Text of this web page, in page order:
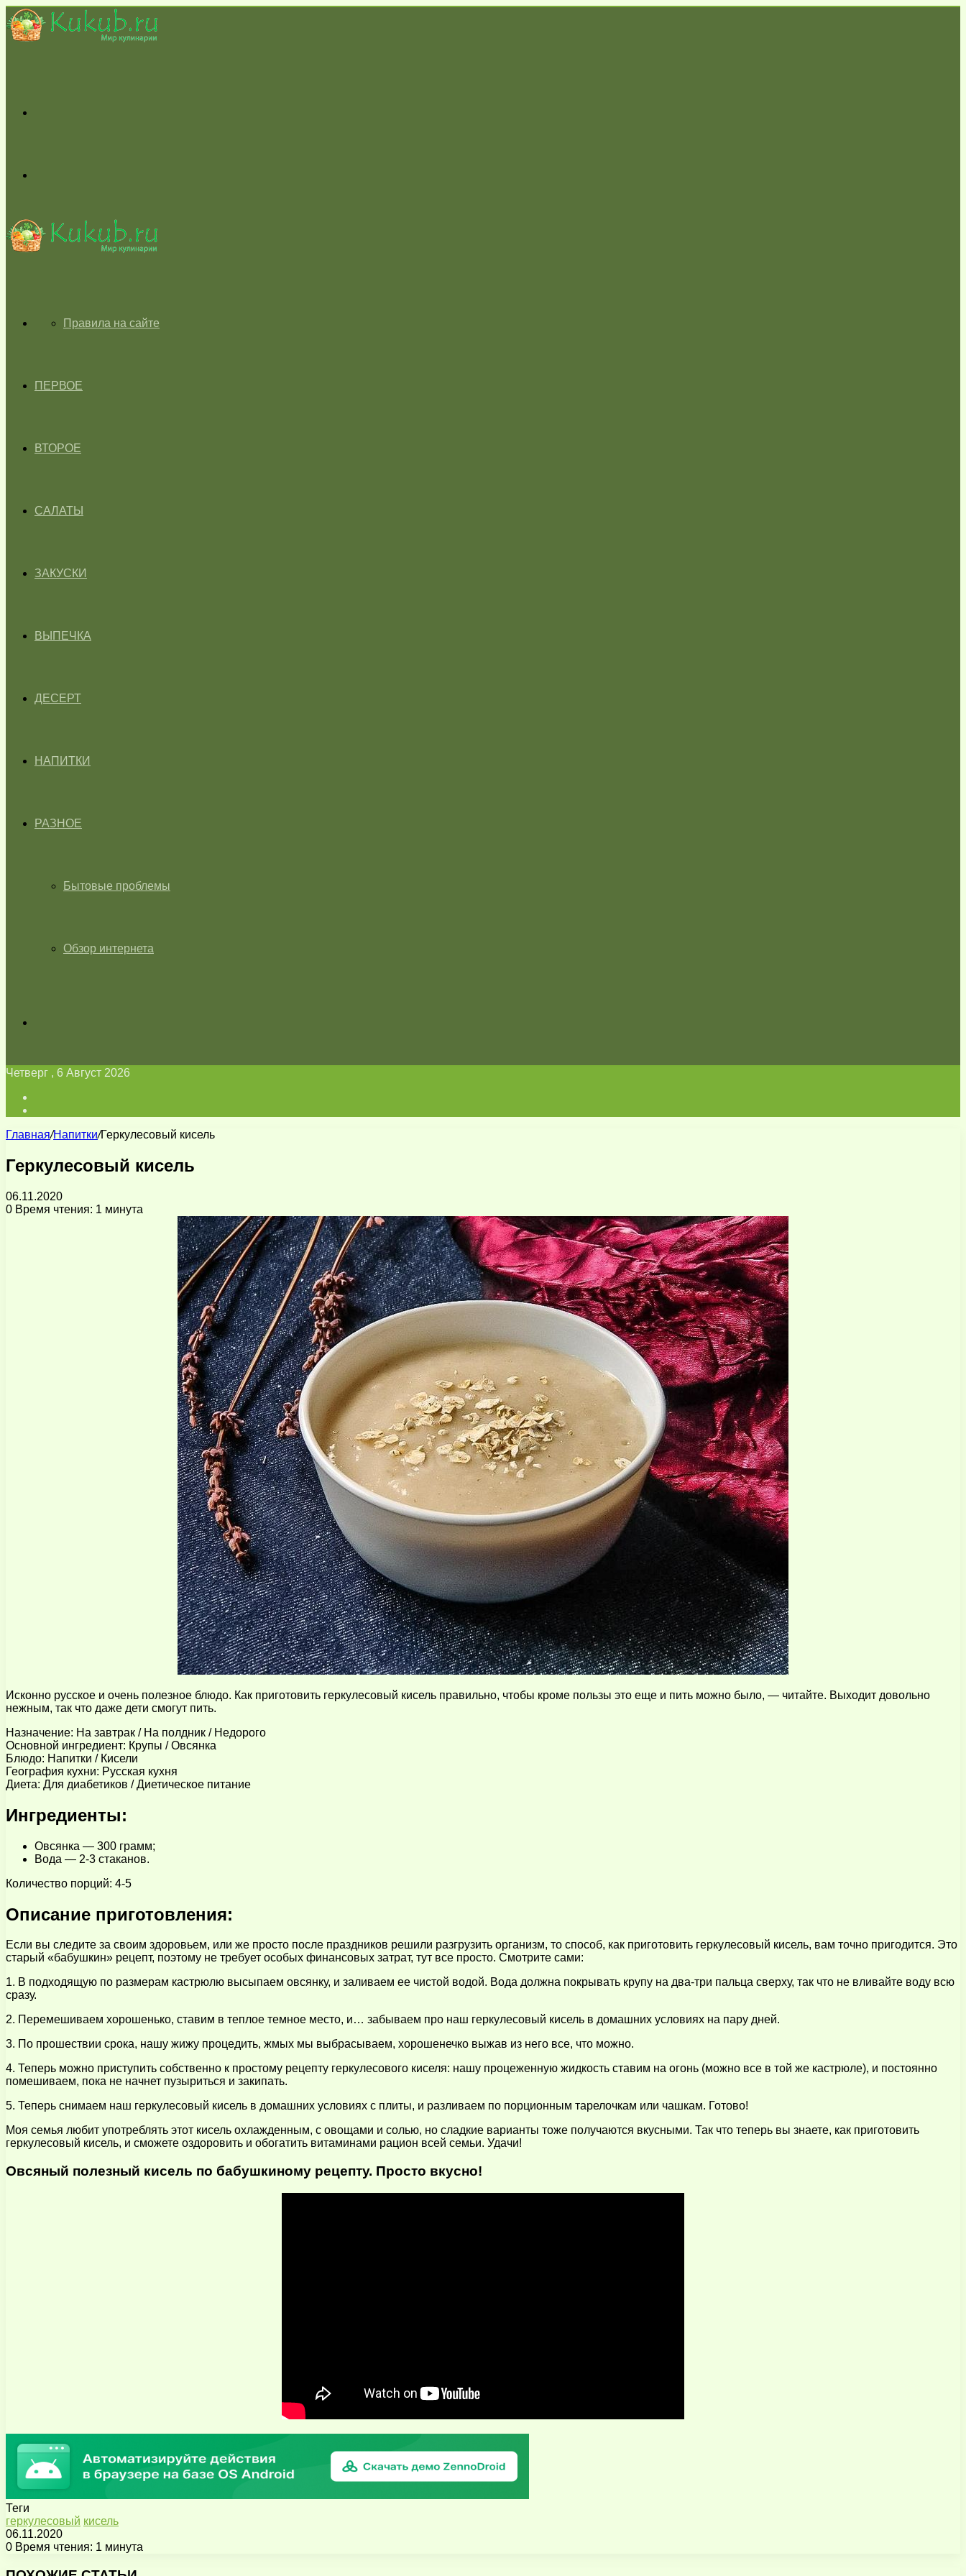
skin
ГЛАВНАЯПравила на сайте
ПЕРВОЕ
ВТОРОЕ
САЛАТЫ
ЗАКУСКИ
ВЫПЕЧКА
ДЕСЕРТ
НАПИТКИ
РАЗНОЕ
Бытовые проблемы
Обзор интернета
Четверг , 6 Август 2026
Главная/Напитки/Геркулесовый кисель
Геркулесовый кисель
06.11.2020
0 Время чтения: 1 минута
Исконно русское и очень полезное блюдо. Как приготовить геркулесовый кисель правильно, чтобы кроме пользы это еще и пить можно было, — читайте. Выходит довольно
нежным, так что даже дети смогут пить.
Назначение: На завтрак / На полдник / Недорого
Основной ингредиент: Крупы / Овсянка
Блюдо: Напитки / Кисели
География кухни: Русская кухня
Диета: Для диабетиков / Диетическое питание
Ингредиенты:
Овсянка — 300 грамм;
Вода — 2-3 стаканов.
Количество порций: 4-5
Описание приготовления:
Если вы следите за своим здоровьем, или же просто после праздников решили разгрузить организм, то способ, как приготовить геркулесовый кисель, вам точно пригодится. Это
старый «бабушкин» рецепт, поэтому не требует особых финансовых затрат, тут все просто. Смотрите сами:
1. В подходящую по размерам кастрюлю высыпаем овсянку, и заливаем ее чистой водой. Вода должна покрывать крупу на два-три пальца сверху, так что не вливайте воду всю
сразу.
2. Перемешиваем хорошенько, ставим в теплое темное место, и… забываем про наш геркулесовый кисель в домашних условиях на пару дней.
3. По прошествии срока, нашу жижу процедить, жмых мы выбрасываем, хорошенечко выжав из него все, что можно.
4. Теперь можно приступить собственно к простому рецепту геркулесового киселя: нашу процеженную жидкость ставим на огонь (можно все в той же кастрюле), и постоянно
помешиваем, пока не начнет пузыриться и закипать.
5. Теперь снимаем наш геркулесовый кисель в домашних условиях с плиты, и разливаем по порционным тарелочкам или чашкам. Готово!
Моя семья любит употреблять этот кисель охлажденным, с овощами и солью, но сладкие варианты тоже получаются вкусными. Так что теперь вы знаете, как приготовить
геркулесовый кисель, и сможете оздоровить и обогатить витаминами рацион всей семьи. Удачи!
Овсяный полезный кисель по бабушкиному рецепту. Просто вкусно!
Теги
геркулесовый кисель
06.11.2020
0 Время чтения: 1 минута
через